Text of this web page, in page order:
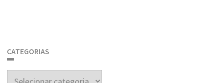
CATEGORIAS
Categorias